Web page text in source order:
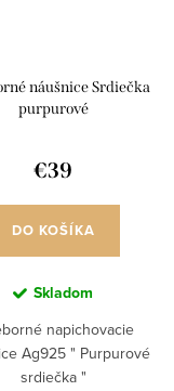
náušnice Srdiečka
purpurové
€39
DO KOŠÍKA
Skladom
napichovacie
Ag925 " Purpurové
srdiečka "